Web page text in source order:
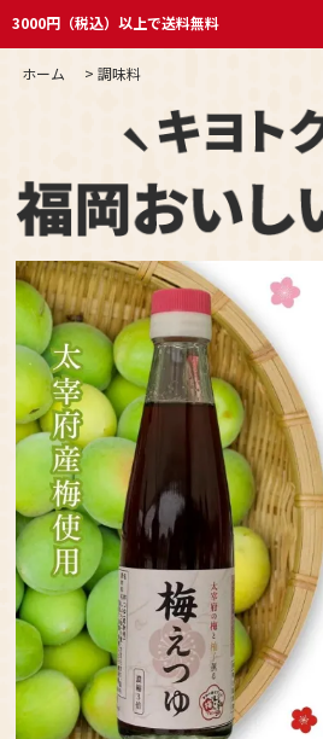
3000円（税込）以上で送料無料
ホーム >調味料